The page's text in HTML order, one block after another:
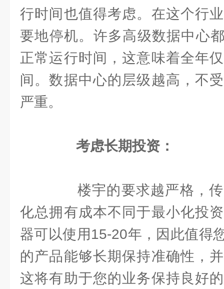
行时间也值得考虑。在这个行
要地停机。许多高级数据中心
正常运行时间，这意味着全年
间。数据中心的层级越高，不
严重。
考虑长期投资：
楼宇的要求越严格，传
化总拥有成本不同于最小化投
器可以使用15-20年，因此值得
的产品能够长期保持准确性，
这将有助于您的业务保持良好